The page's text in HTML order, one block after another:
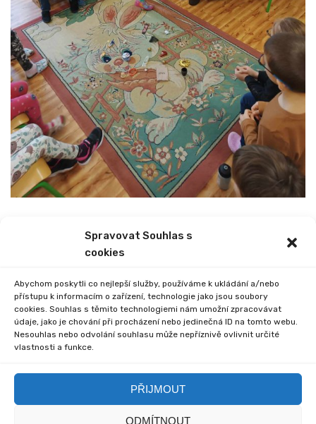
Spravovat Souhlas s
cookies
Abychom poskytli co nejlepší služby, používáme k ukládání a/nebo
přístupu k informacím o zařízení, technologie jako jsou soubory
cookies. Souhlas s těmito technologiemi nám umožní zpracovávat
údaje, jako je chování při procházení nebo jedinečná ID na tomto webu.
Nesouhlas nebo odvolání souhlasu může nepříznivě ovlivnit určité
vlastnosti a funkce.
PŘIJMOUT
ODMÍTNOUT
NEXT
Comments are closed.